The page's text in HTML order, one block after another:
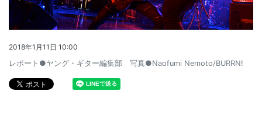
2018年1月11日 10:00
レポート●ヤング・ギター編集部 写真●Naofumi Nemoto/BURRN!